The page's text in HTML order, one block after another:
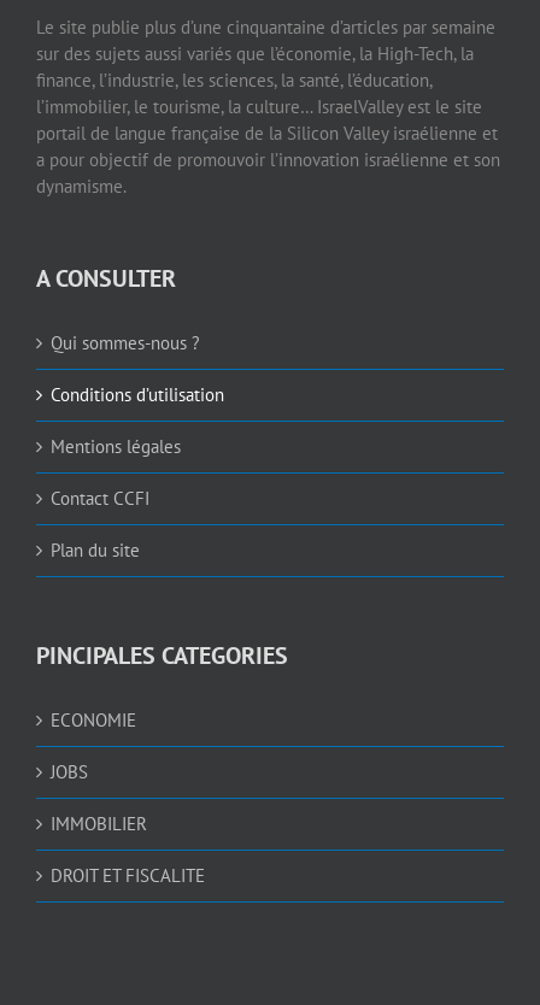
Le site publie plus d’une cinquantaine d’articles par semaine
sur des sujets aussi variés que l’économie, la High-Tech, la
finance, l’industrie, les sciences, la santé, l’éducation,
l’immobilier, le tourisme, la culture… IsraelValley est le site
portail de langue française de la Silicon Valley israélienne et
a pour objectif de promouvoir l’innovation israélienne et son
dynamisme.
A CONSULTER
Qui sommes-nous ?
Conditions d’utilisation
Mentions légales
Contact CCFI
Plan du site
PINCIPALES CATEGORIES
ECONOMIE
JOBS
IMMOBILIER
DROIT ET FISCALITE